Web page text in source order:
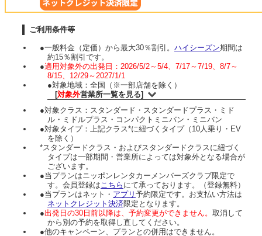
ご利用条件等
●一般料金（定価）から最大30％割引。 ハイシーズン期間は
約15％割引です。
●適用対象外の出発日：2026/5/2～5/4、7/17～7/19、8/7～
8/15、12/29～2027/1/1
●対象地域：全国（※一部店舗を除く）
[対象外営業所一覧を見る]
●対象クラス：スタンダード・スタンダードプラス・ミド
ル・ミドルプラス・コンパクトミニバン・ミニバン
●対象タイプ：上記クラス*に紐づくタイプ（10人乗り・EV
を除く）
*スタンダードクラス・およびスタンダードクラスに紐づく
タイプは一部期間・営業所によっては対象外となる場合が
ございます。
●当プランはニッポンレンタカーメンバーズクラブ限定で
す。会員登録は こちら にて承っております。（登録無料）
●当プランはネット・ アプリ 予約限定です。お支払い方法は
ネットクレジット決済限定となります。
●出発日の30日前以降は、予約変更ができません。 取消して
から別の予約を取得し直してください。
●他のキャンペーン、プランとの併用はできません。